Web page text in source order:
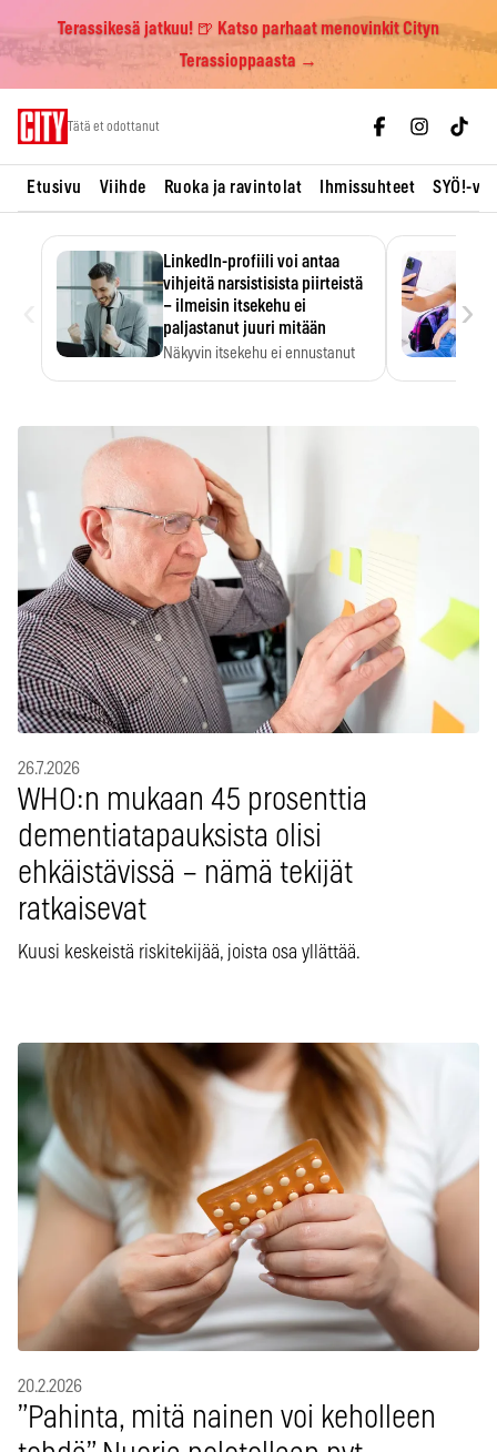
Terassikesä jatkuu! 🍺 Katso parhaat menovinkit Cityn
Terassioppaasta →
Tätä et odottanut
Etusivu Viihde Ruoka ja ravintolat Ihmissuhteet SYÖ!-
LinkedIn-profiili voi antaa
vihjeitä narsistisista piirteistä
– ilmeisin itsekehu ei
paljastanut juuri mitään
Näkyvin itsekehu ei ennustanut
›
26.7.2026
WHO:n mukaan 45 prosenttia
dementiatapauksista olisi
ehkäistävissä – nämä tekijät
ratkaisevat
Kuusi keskeistä riskitekijää, joista osa yllättää.
20.2.2026
”Pahinta, mitä nainen voi keholleen